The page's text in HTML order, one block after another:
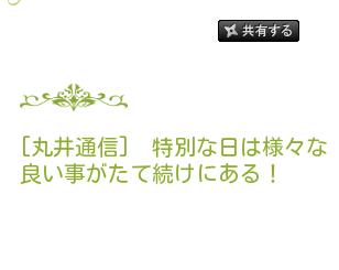
[丸井通信] 特別な日は様々な
良い事がたて続けにある！